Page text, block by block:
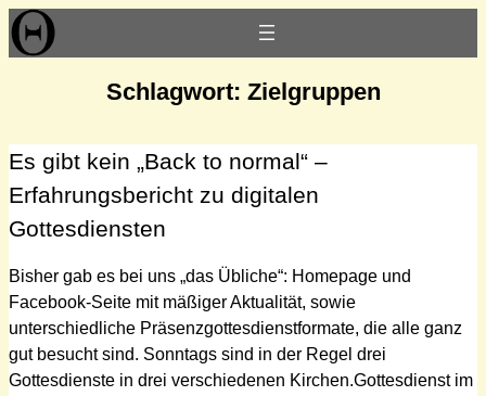
Zum
Inhalt
Schlagwort: Zielgruppen
Es gibt kein „Back to normal“ –
Erfahrungsbericht zu digitalen
Gottesdiensten
Bisher gab es bei uns „das Übliche“: Homepage und
Facebook-Seite mit mäßiger Aktualität, sowie
unterschiedliche Präsenzgottesdienstformate, die alle ganz
gut besucht sind. Sonntags sind in der Regel drei
Gottesdienste in drei verschiedenen Kirchen.Gottesdienst im